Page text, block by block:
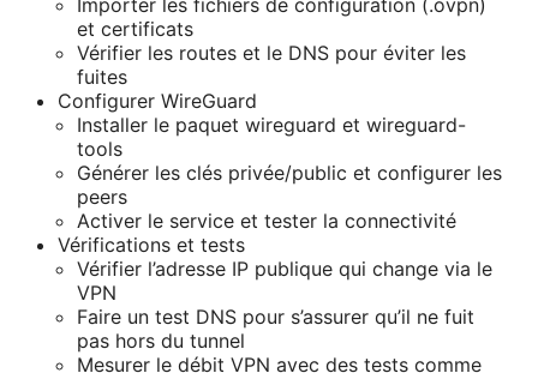
Importer les fichiers de configuration (.ovpn)
et certificats
Vérifier les routes et le DNS pour éviter les
fuites
Configurer WireGuard
Installer le paquet wireguard et wireguard-
tools
Générer les clés privée/public et configurer les
peers
Activer le service et tester la connectivité
Vérifications et tests
Vérifier l’adresse IP publique qui change via le
VPN
Faire un test DNS pour s’assurer qu’il ne fuit
pas hors du tunnel
Mesurer le débit VPN avec des tests comme